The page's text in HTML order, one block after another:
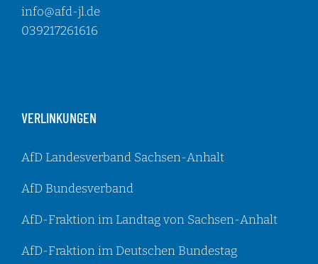
info@afd-jl.de
039217261616
VERLINKUNGEN
AfD Landesverband Sachsen-Anhalt
AfD Bundesverband
AfD-Fraktion im Landtag von Sachsen-Anhalt
AfD-Fraktion im Deutschen Bundestag